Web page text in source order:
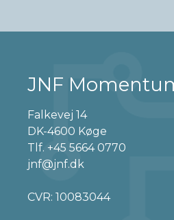
JNF
Falkevej 14
DK-4600 Køge
Tlf. +45 5664 0770
jnf@jnf.dk
CVR: 10083044